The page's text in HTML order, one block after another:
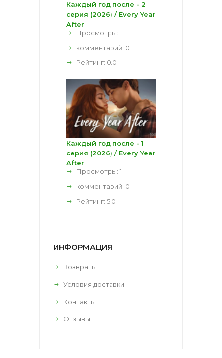
Каждый год после - 2
серия (2026) / Every Year
After
Просмотры: 1
комментарий: 0
Рейтинг: 0.0
Каждый год после - 1
серия (2026) / Every Year
After
Просмотры: 1
комментарий: 0
Рейтинг: 5.0
ИНФОРМАЦИЯ
Возвраты
Условия доставки
Контакты
Отзывы